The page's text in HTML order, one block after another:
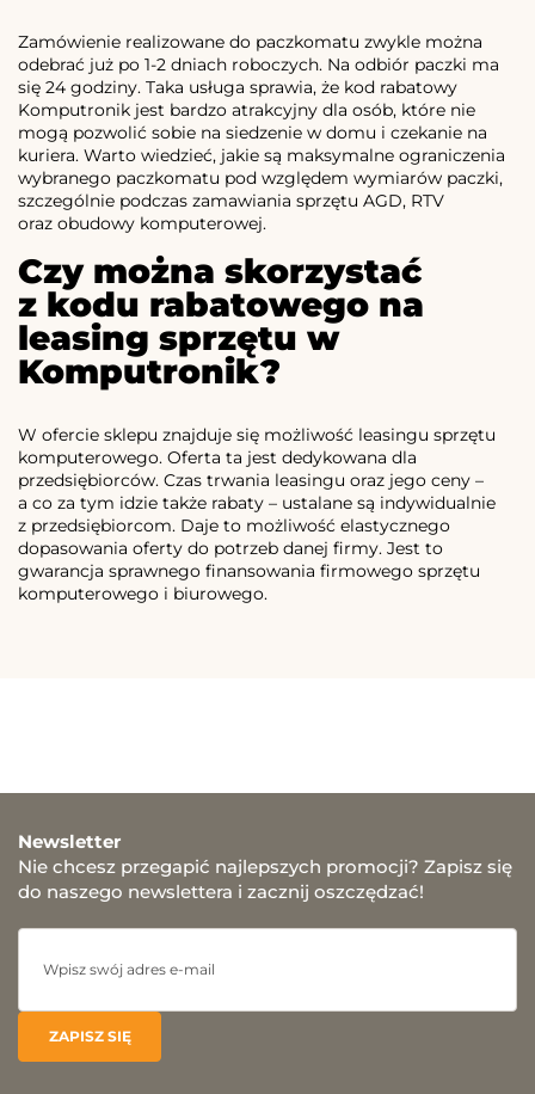
Zamówienie realizowane do paczkomatu zwykle można
odebrać już po 1-2 dniach roboczych. Na odbiór paczki ma
się 24 godziny. Taka usługa sprawia, że kod rabatowy
Komputronik jest bardzo atrakcyjny dla osób, które nie
mogą pozwolić sobie na siedzenie w domu i czekanie na
kuriera. Warto wiedzieć, jakie są maksymalne ograniczenia
wybranego paczkomatu pod względem wymiarów paczki,
szczególnie podczas zamawiania sprzętu AGD, RTV
oraz obudowy komputerowej.
Czy można skorzystać
z kodu rabatowego na
leasing sprzętu w
Komputronik?
W ofercie sklepu znajduje się możliwość leasingu sprzętu
komputerowego. Oferta ta jest dedykowana dla
przedsiębiorców. Czas trwania leasingu oraz jego ceny –
a co za tym idzie także rabaty – ustalane są indywidualnie
z przedsiębiorcom. Daje to możliwość elastycznego
dopasowania oferty do potrzeb danej firmy. Jest to
gwarancja sprawnego finansowania firmowego sprzętu
komputerowego i biurowego.
Newsletter
Nie chcesz przegapić najlepszych promocji? Zapisz się
do naszego newslettera i zacznij oszczędzać!